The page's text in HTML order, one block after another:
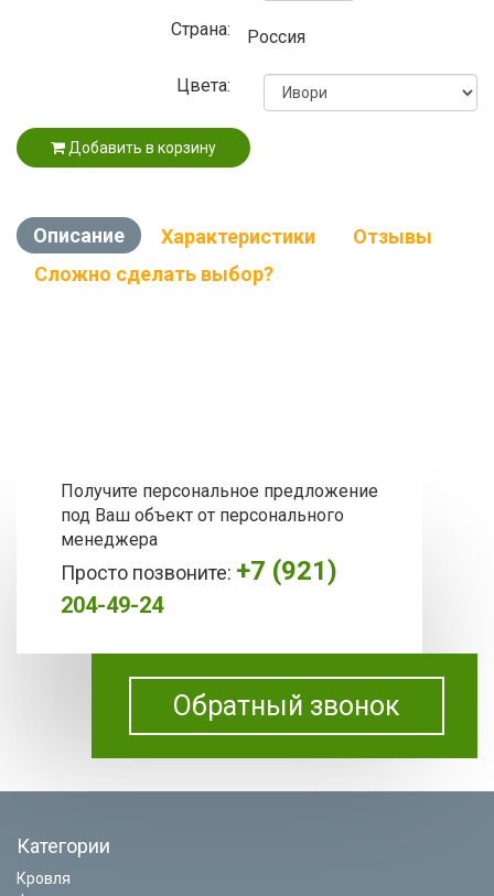
Страна: Россия
Цвета:
Добавить в корзину
Описание Характеристики
Отзывы
Сложно сделать выбор?
Получите персональное предложение
под Ваш объект от персонального
менеджера
Просто позвоните: +7 (921)
204-49-24
Обратный звонок
Категории
Кровля